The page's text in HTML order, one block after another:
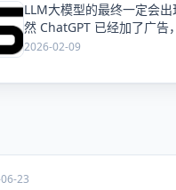
LLM大模型的最终一定会出
然 ChatGPT 已经加了广告
局么？
2026-02-09
23